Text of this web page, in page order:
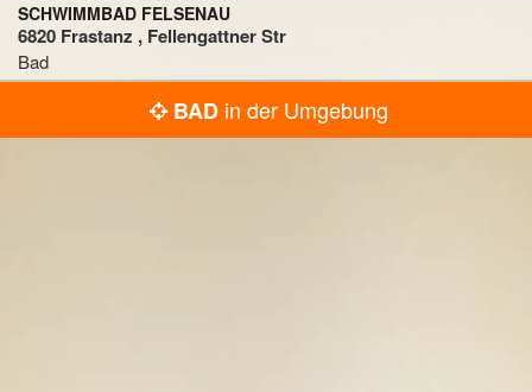
SCHWIMMBAD FELSENAU
6820 Frastanz , Fellengattner Str
Bad
BADin der Umgebung